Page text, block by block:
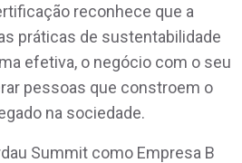
reconhece que a
práticas de sustentabilidade
efetiva, o negócio com o seu
pessoas que constroem o
na sociedade.
Summit como Empresa B